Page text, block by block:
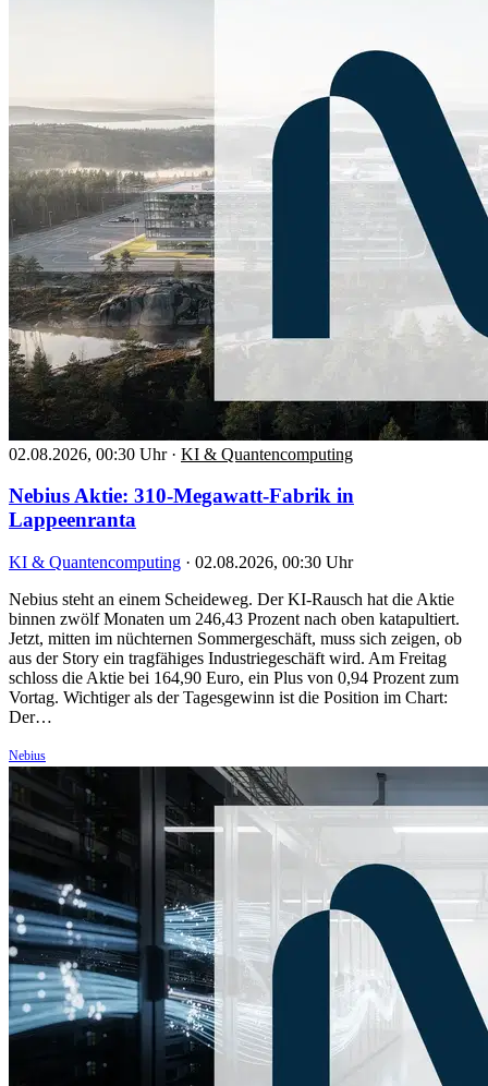
02.08.2026, 00:30 Uhr · KI & Quantencomputing
Nebius Aktie: 310-Megawatt-Fabrik in
Lappeenranta
KI & Quantencomputing · 02.08.2026, 00:30 Uhr
Nebius steht an einem Scheideweg. Der KI-Rausch hat die Aktie
binnen zwölf Monaten um 246,43 Prozent nach oben katapultiert.
Jetzt, mitten im nüchternen Sommergeschäft, muss sich zeigen, ob
aus der Story ein tragfähiges Industriegeschäft wird. Am Freitag
schloss die Aktie bei 164,90 Euro, ein Plus von 0,94 Prozent zum
Vortag. Wichtiger als der Tagesgewinn ist die Position im Chart:
Der…
Nebius